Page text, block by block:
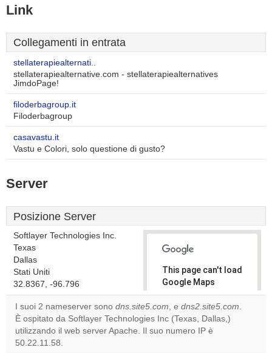
Link
Collegamenti in entrata
stellaterapiealternati..
stellaterapiealternative.com - stellaterapiealternatives
JimdoPage!
filoderbagroup.it
Filoderbagroup
casavastu.it
Vastu e Colori, solo questione di gusto?
Server
Posizione Server
Softlayer Technologies Inc.
Texas
Dallas
Stati Uniti
32.8367, -96.796
This page can't load
Google Maps
correctly.
Do you
own this
I suoi 2 nameserver sono dns.site5.com, e dns2.site5.com.
È ospitato da Softlayer Technologies Inc (Texas, Dallas,)
utilizzando il web server Apache. Il suo numero IP è
50.22.11.58.